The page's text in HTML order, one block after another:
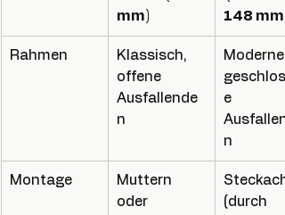
mm)
148 mm)
Rahmen
Klassisch,
offene
Ausfallende
n
Moderne,
e
n
Montage
Muttern
oder
(durch